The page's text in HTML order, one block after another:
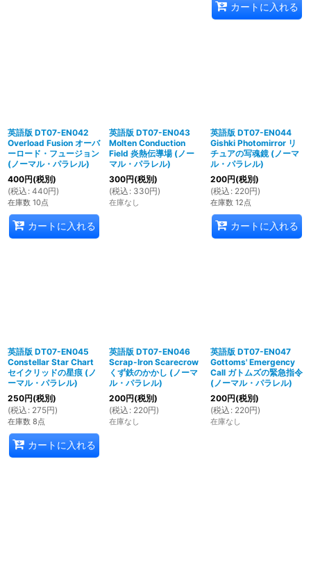
カートに入れる
英語版 DT07-EN042
Overload Fusion オーバ
ーロード・フュージョン
(ノーマル・パラレル)
400円(税別)
(税込 : 440円)
在庫数 10点
カートに入れる
英語版 DT07-EN043
Molten Conduction
Field 炎熱伝導場 (ノー
マル・パラレル)
300円(税別)
(税込 : 330円)
在庫なし
英語版 DT07-EN044
Gishki Photomirror リ
チュアの写魂鏡 (ノーマ
ル・パラレル)
200円(税別)
(税込 : 220円)
在庫数 12点
カートに入れる
英語版 DT07-EN045
Constellar Star Chart
セイクリッドの星痕 (ノ
ーマル・パラレル)
250円(税別)
(税込 : 275円)
在庫数 8点
カートに入れる
英語版 DT07-EN046
Scrap-Iron Scarecrow
くず鉄のかかし (ノーマ
ル・パラレル)
200円(税別)
(税込 : 220円)
在庫なし
英語版 DT07-EN047
Gottoms' Emergency
Call ガトムズの緊急指令
(ノーマル・パラレル)
200円(税別)
(税込 : 220円)
在庫なし